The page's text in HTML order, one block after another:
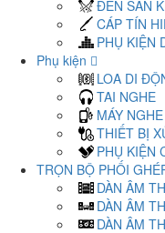
ĐÈN SÂN
CÁP TÍN
PHỤ KIỆN
Phụ kiện
LOA DI
TAI NGHE
MÁY
THIẾT BỊ
PHỤ KIỆN
TRỌN BỘ PHỐI
DÀN ÂM
DÀN ÂM
DÀN ÂM